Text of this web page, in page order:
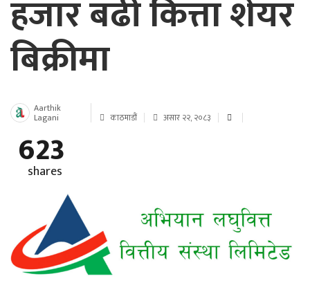
हजार बढी कित्ता शेयर
बिक्रीमा
Aarthik
Lagani काठमाडौं असार २२, २०८३
623
shares